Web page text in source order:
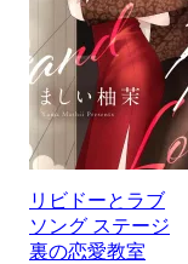
リビドーとラブ
ソング ステージ
裏の恋愛教室